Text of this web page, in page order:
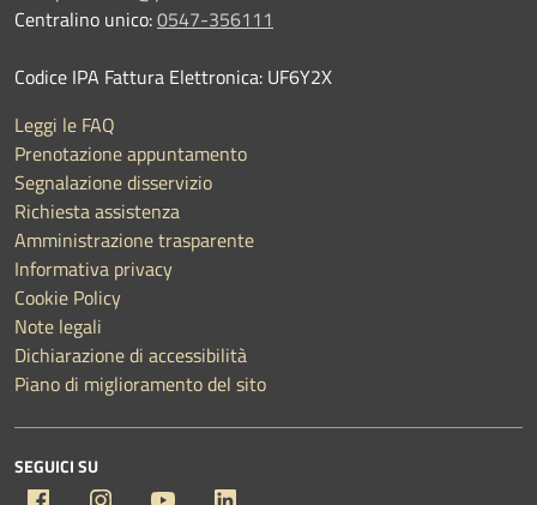
Centralino unico:0547-356111
Codice IPA Fattura Elettronica: UF6Y2X
Leggi le FAQ
Prenotazione appuntamento
Segnalazione disservizio
Richiesta assistenza
Amministrazione trasparente
Informativa privacy
Cookie Policy
Note legali
Dichiarazione di accessibilità
Piano di miglioramento del sito
SEGUICI SU
Facebook Instagram YouTube